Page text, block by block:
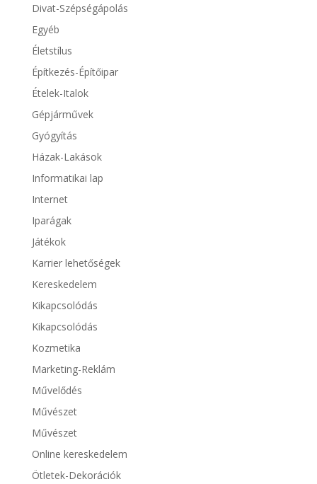
Divat-Szépségápolás
Egyéb
Életstílus
Építkezés-Építőipar
Ételek-Italok
Gépjárművek
Gyógyítás
Házak-Lakások
Informatikai lap
Internet
Iparágak
Játékok
Karrier lehetőségek
Kereskedelem
Kikapcsolódás
Kikapcsolódás
Kozmetika
Marketing-Reklám
Művelődés
Művészet
Művészet
Online kereskedelem
Ötletek-Dekorációk